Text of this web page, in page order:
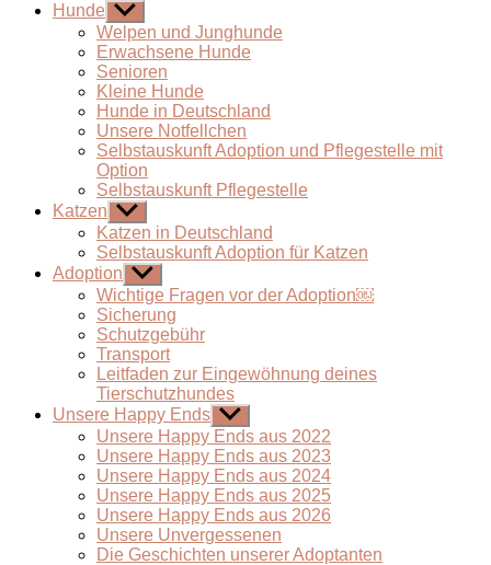
Hunde Untermenü
anzeigen
Welpen und Junghunde
Erwachsene Hunde
Senioren
Kleine Hunde
Hunde in Deutschland
Unsere Notfellchen
Selbstauskunft Adoption und Pflegestelle mit
Option
Selbstauskunft Pflegestelle
Katzen Untermenü
anzeigen
Katzen in Deutschland
Selbstauskunft Adoption für Katzen
Adoption Untermenü
anzeigen
Wichtige Fragen vor der Adoption￼
Sicherung
Schutzgebühr
Transport
Leitfaden zur Eingewöhnung deines
Tierschutzhundes
Unsere Happy Ends Untermenü
anzeigen
Unsere Happy Ends aus 2022
Unsere Happy Ends aus 2023
Unsere Happy Ends aus 2024
Unsere Happy Ends aus 2025
Unsere Happy Ends aus 2026
Unsere Unvergessenen
Die Geschichten unserer Adoptanten